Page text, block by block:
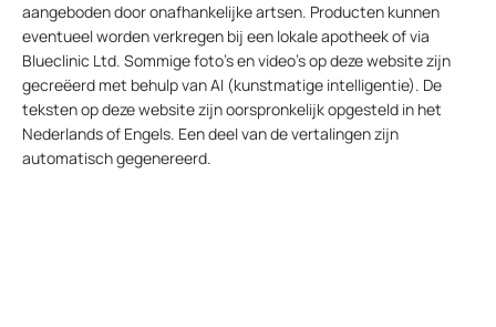
aangeboden door onafhankelijke artsen. Producten kunnen
eventueel worden verkregen bij een lokale apotheek of via
Blueclinic Ltd. Sommige foto’s en video’s op deze website zijn
gecreëerd met behulp van AI (kunstmatige intelligentie). De
teksten op deze website zijn oorspronkelijk opgesteld in het
Nederlands of Engels. Een deel van de vertalingen zijn
automatisch gegenereerd.